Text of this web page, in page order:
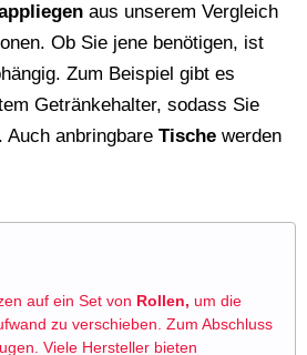
aus unserem Vergleich
Ob Sie jene benötigen, ist
Zum Beispiel gibt es
Getränkehalter, sodass Sie
Auch anbringbare Tische werden
auf ein Set von Rollen, um die
zu verschieben. Zum Abschluss
Viele Hersteller bieten